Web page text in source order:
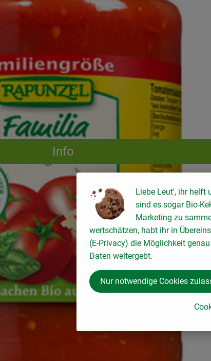
Info
Es wurden keine passenden
Liebe Leut', ihr helft
sind es sogar Bio-
Marketing zu
wertschätzen, habt ihr in
(E-Privacy) die Möglichkeit
Daten weitergebt.
Nur notwendige Cookies